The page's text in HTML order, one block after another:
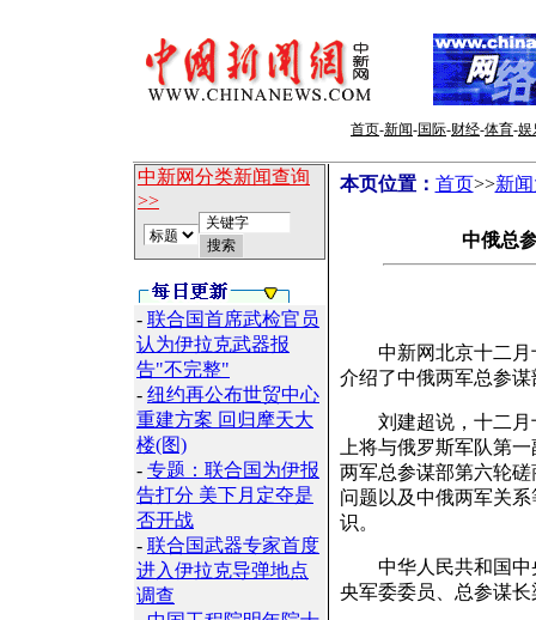
首页-新闻-国际-财经-体育-娱
中新网分类新闻查询
>>
- 联合国首席武检官员
认为伊拉克武器报
告"不完整"
- 纽约再公布世贸中心
重建方案 回归摩天大
楼(图)
- 专题：联合国为伊报
告打分 美下月定夺是
否开战
- 联合国武器专家首度
进入伊拉克导弹地点
调查
本页位置： 首页>>新
中俄总
中新网北京十二月
介绍了中俄两军总参
刘建超说，十二月
上将与俄罗斯军队第
两军总参谋部第六轮
问题以及中俄两军关
识。
中华人民共和国中
央军委委员、总参谋